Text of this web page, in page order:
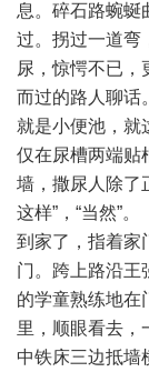
息。碎石路蜿蜒
过。拐过一道弯
尿，惊愕不已，
而过的路人聊话
就是小便池，就
仅在尿槽两端贴
墙，撒尿人除了
这样”，“当然”。
到家了，指着家
门。跨上路沿王
的学童熟练地在
里，顺眼看去，
中铁床三边抵墙